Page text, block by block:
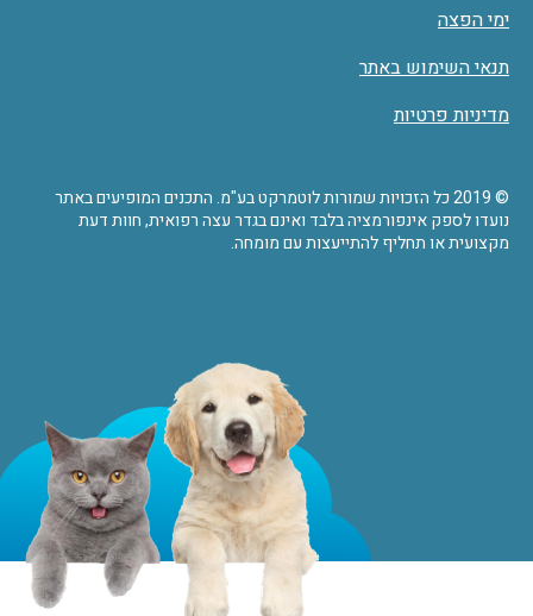
ימי הפצה
תנאי השימוש באתר
מדיניות פרטיות
© 2019 כל הזכויות שמורות לוטמרקט בע"מ. התכנים המופיעים באתר
נועדו לספק אינפורמציה בלבד ואינם בגדר עצה רפואית, חוות דעת
מקצועית או תחליף להתייעצות עם מומחה.